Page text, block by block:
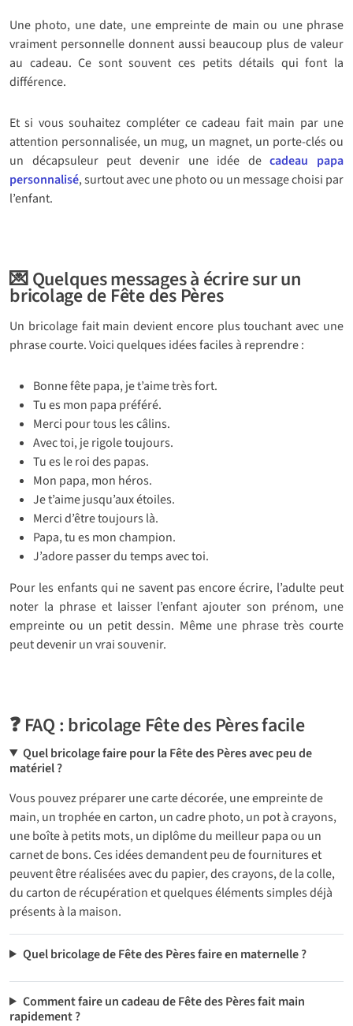
Une photo, une date, une empreinte de main ou une phrase
vraiment personnelle donnent aussi beaucoup plus de valeur
au cadeau. Ce sont souvent ces petits détails qui font la
différence.
Et si vous souhaitez compléter ce cadeau fait main par une
attention personnalisée, un mug, un magnet, un porte-clés ou
un décapsuleur peut devenir une idée decadeau papa
personnalisé, surtout avec une photo ou un message choisi par
l’enfant.
💌 Quelques messages à écrire sur un
bricolage de Fête des Pères
Un bricolage fait main devient encore plus touchant avec une
phrase courte. Voici quelques idées faciles à reprendre :
Bonne fête papa, je t’aime très fort.
Tu es mon papa préféré.
Merci pour tous les câlins.
Avec toi, je rigole toujours.
Tu es le roi des papas.
Mon papa, mon héros.
Je t’aime jusqu’aux étoiles.
Merci d’être toujours là.
Papa, tu es mon champion.
J’adore passer du temps avec toi.
Pour les enfants qui ne savent pas encore écrire, l’adulte peut
noter la phrase et laisser l’enfant ajouter son prénom, une
empreinte ou un petit dessin. Même une phrase très courte
peut devenir un vrai souvenir.
❓ FAQ : bricolage Fête des Pères facile
Quel bricolage faire pour la Fête des Pères avec peu de
matériel ?
Vous pouvez préparer une carte décorée, une empreinte de
main, un trophée en carton, un cadre photo, un pot à crayons,
une boîte à petits mots, un diplôme du meilleur papa ou un
carnet de bons. Ces idées demandent peu de fournitures et
peuvent être réalisées avec du papier, des crayons, de la colle,
du carton de récupération et quelques éléments simples déjà
présents à la maison.
Quel bricolage de Fête des Pères faire en maternelle ?
Comment faire un cadeau de Fête des Pères fait main
rapidement ?